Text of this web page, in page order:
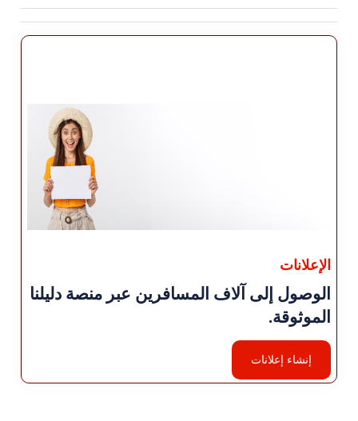
الإعلانات
الوصول إلى آلاف المسافرين عبر منصة دليلنا
الموثوقة.
إنشاء إعلانات